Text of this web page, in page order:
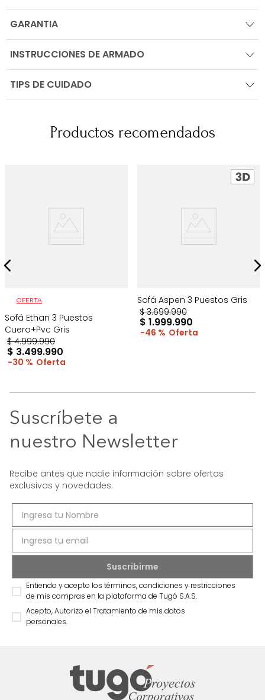
GARANTIA
INSTRUCCIONES DE ARMADO
TIPS DE CUIDADO
Productos recomendados
OFERTA
Sofá Ethan 3 Puestos
Cuero+Pvc Gris
$ 4.999.990
$ 3.499.990
30 %
Sofá Aspen 3 Puestos Gris
$ 3.699.990
$ 1.999.990
46 %
Suscríbete a
nuestro Newsletter
Recibe antes que nadie información sobre ofertas
exclusivas y novedades.
Entiendo y acepto los términos, condiciones y restricciones
de mis compras en la plataforma de Tugó S.A.S.
Acepto, Autorizo el Tratamiento de mis datos
personales.